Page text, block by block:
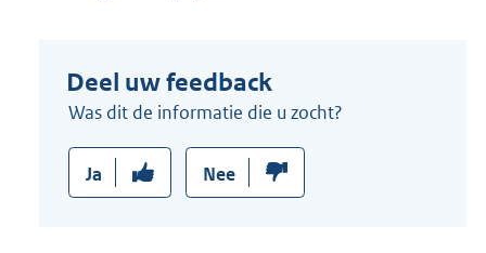
Deel uw feedback
Was dit de informatie die u zocht?
Ja Nee